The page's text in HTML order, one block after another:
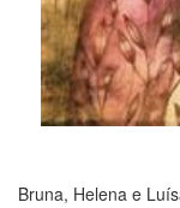
Bruna, Helena e